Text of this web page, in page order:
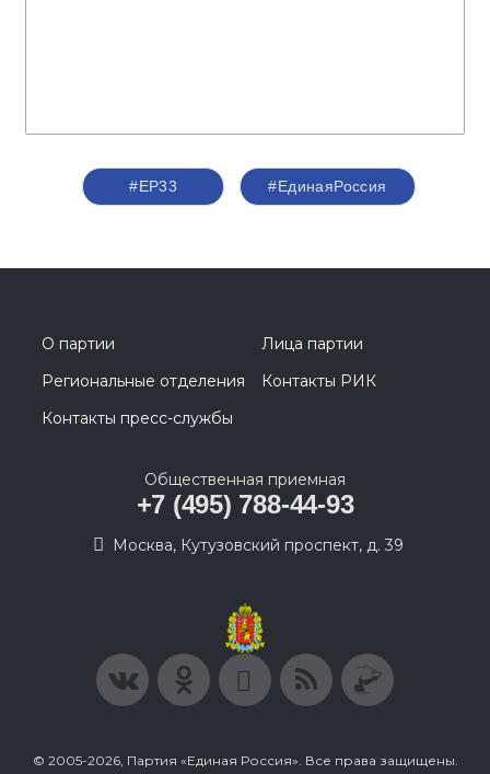
#ЕР33 #ЕдинаяРоссия
О партии
Лица партии
Региональные отделения
Контакты РИК
Контакты пресс-службы
Общественная приемная
+7 (495) 788-44-93
Москва, Кутузовский проспект, д. 39
© 2005-2026, Партия «Единая Россия». Все права защищены.